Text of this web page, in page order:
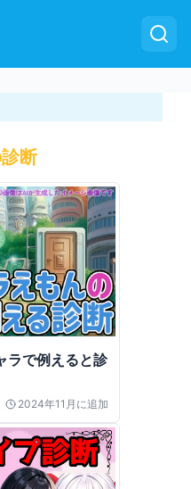
断
ラで例えると診
2024年11月 に追加